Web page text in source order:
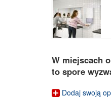
W miejscach
to spore
Dodaj swoją